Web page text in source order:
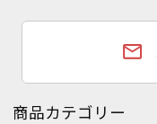
email
商品カテゴリー